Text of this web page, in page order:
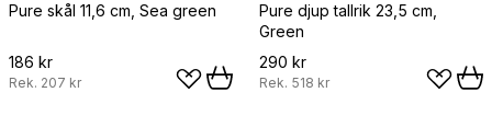
Pure skål 11,6 cm, Sea green
186 kr
Rek. 207 kr
Pure djup tallrik 23,5 cm,
Green
290 kr
Rek. 518 kr